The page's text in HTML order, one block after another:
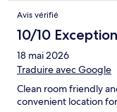
Avis vérifié
10/10
18 mai 2026
Traduire avec Google
Clean room friendly
convenient location